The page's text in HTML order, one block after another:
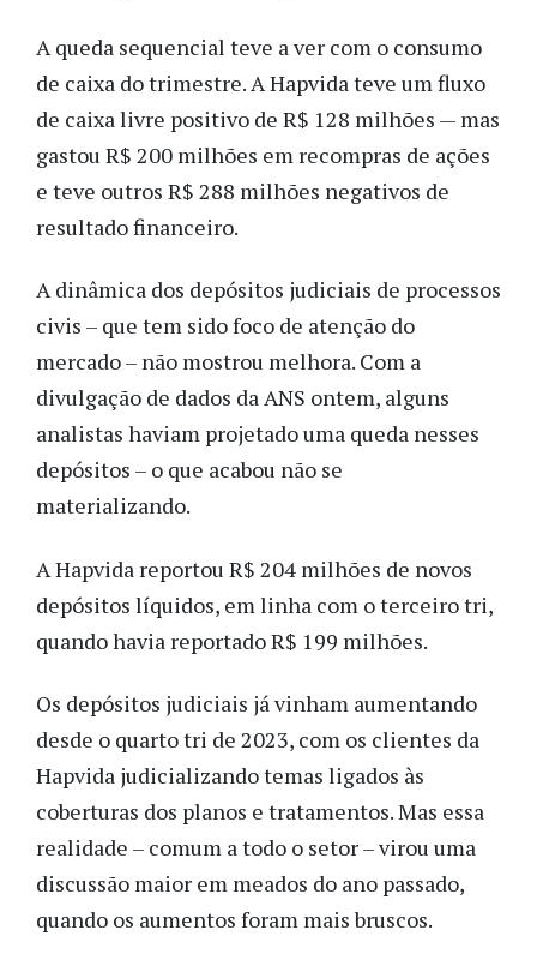
A queda sequencial teve a ver com o consumo
de caixa do trimestre. A Hapvida teve um fluxo
de caixa livre positivo de R$ 128 milhões — mas
gastou R$ 200 milhões em recompras de ações
e teve outros R$ 288 milhões negativos de
resultado financeiro.
A dinâmica dos depósitos judiciais de processos
civis – que tem sido foco de atenção do
mercado – não mostrou melhora. Com a
divulgação de dados da ANS ontem, alguns
analistas haviam projetado uma queda nesses
depósitos – o que acabou não se
materializando.
A Hapvida reportou R$ 204 milhões de novos
depósitos líquidos, em linha com o terceiro tri,
quando havia reportado R$ 199 milhões.
Os depósitos judiciais já vinham aumentando
desde o quarto tri de 2023, com os clientes da
Hapvida judicializando temas ligados às
coberturas dos planos e tratamentos. Mas essa
realidade – comum a todo o setor – virou uma
discussão maior em meados do ano passado,
quando os aumentos foram mais bruscos.